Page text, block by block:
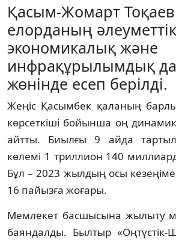
Қасым-Жомарт
елорданың
экономикалық және
инфрақұрылымдық
жөнінде есеп берілді.
Жеңіс Қасымбек қаланың
көрсеткіші бойынша оң
айтты. Биылғы 9 айда
көлемі 1 триллион 140
Бұл – 2023 жылдың осы
16 пайызға жоғары.
Мемлекет басшысына жылыту
баяндалды. Былтыр